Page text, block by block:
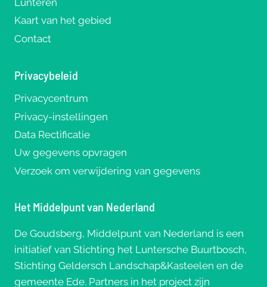
Lunteren
Kaart van het gebied
Contact
Privacybeleid
Privacycentrum
Privacy-instellingen
Data Rectificatie
Uw gegevens opvragen
Verzoek om verwijdering van gegevens
Het Middelpunt van Nederland
De Goudsberg, Middelpunt van Nederland is een
initiatief van Stichting het Luntersche Buurtbosch,
Stichting Geldersch Landschap&Kasteelen en de
gemeente Ede. Partners in het project zijn